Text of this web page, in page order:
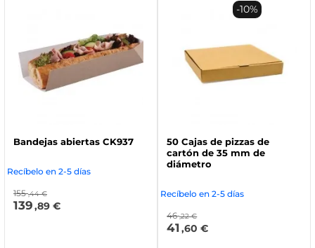
Bandejas abiertas CK937
Recíbelo en 2-5 días
155 ,44 €
139,89 €
50 Cajas de pizzas de
cartón de 35 mm de
diámetro
Recíbelo en 2-5 días
46 ,22 €
41,60 €
-10%